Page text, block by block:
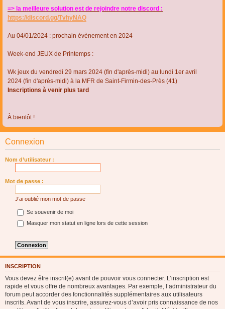
=> la meilleure solution est de rejoindre notre discord :
https://discord.gg/TvhyNAQ
Au 04/01/2024 : prochain évènement en 2024
Week-end JEUX de Printemps :
Wk jeux du vendredi 29 mars 2024 (fin d'après-midi) au lundi 1er avril
2024 (fin d'après-midi) à la MFR de Saint-Firmin-des-Près (41)
Inscriptions à venir plus tard
À bientôt !
Connexion
Nom d’utilisateur :
Mot de passe :
J’ai oublié mon mot de passe
Se souvenir de moi
Masquer mon statut en ligne lors de cette session
INSCRIPTION
Vous devez être inscrit(e) avant de pouvoir vous connecter. L’inscription est
rapide et vous offre de nombreux avantages. Par exemple, l’administrateur du
forum peut accorder des fonctionnalités supplémentaires aux utilisateurs
inscrits. Avant de vous inscrire, assurez-vous d’avoir pris connaissance de nos